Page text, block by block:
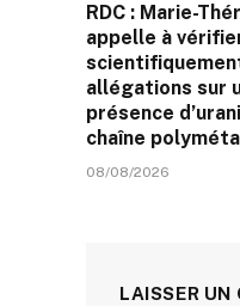
RDC : Marie-
appelle à
allégations sur
présence
chaîne
08/08/2026
LAISSER UN